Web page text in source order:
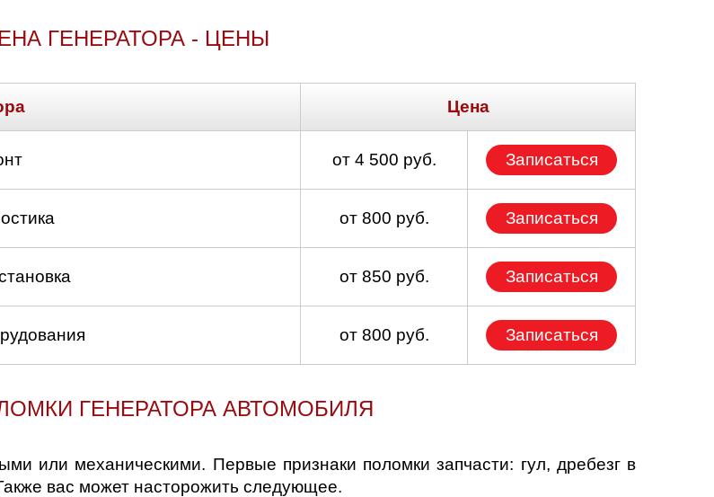
ГЕНЕРАТОРА - ЦЕНЫ
Цена
от 4 500 руб. Записаться
от 800 руб. Записаться
от 850 руб. Записаться
от 800 руб. Записаться
ГЕНЕРАТОРА АВТОМОБИЛЯ
или механическими. Первые признаки поломки запчасти: гул, дребезг в
вас может насторожить следующее.